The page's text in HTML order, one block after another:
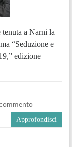
a Narni la
“Seduzione e
edizione
Approfondisci